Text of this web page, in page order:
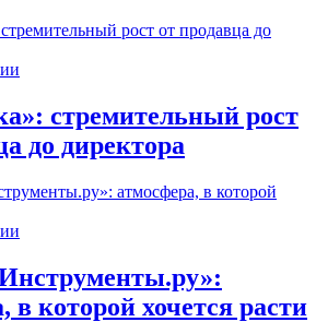
стремительный рост
до директора
в которой хочется расти